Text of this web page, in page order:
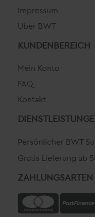
Impressum
Über BWT
KUNDENBEREICH
Mein Konto
FAQ
Kontakt
Persönlicher BWT
Gratis Lieferung ab
ZAHLUNGSARTEN